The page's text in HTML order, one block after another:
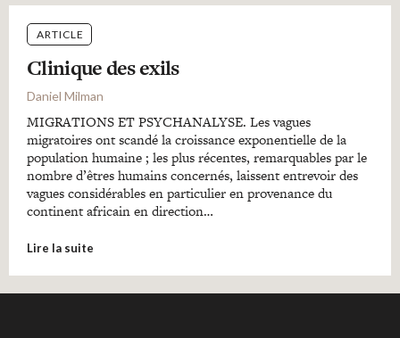
ARTICLE
Clinique des exils
Daniel Milman
MIGRATIONS ET PSYCHANALYSE. Les vagues
migratoires ont scandé la croissance exponentielle de la
population humaine ; les plus récentes, remarquables par le
nombre d’êtres humains concernés, laissent entrevoir des
vagues considérables en particulier en provenance du
continent africain en direction…
Lire la suite